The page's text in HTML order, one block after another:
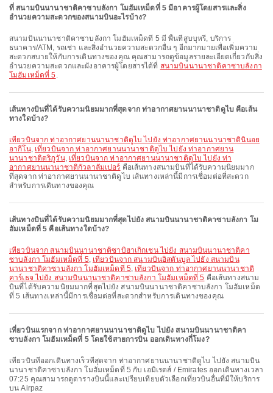
ที่ สนามบินนานาชาติคาซาบลังกา โมฮัมเหม็ดที่ 5 มีอาคารผู้โดยสารและสิ่ง
อำนวยความสะดวกของสนามบินอะไรบ้าง?
สนามบินนานาชาติคาซาบลังกา โมฮัมเหม็ดที่ 5 มี พื้นที่สูบบุหรี่, บริการ
ธนาคาร/ATM, รถเช่า และสิ่งอำนวยความสะดวกอื่น ๆ อีกมากมายเพื่อเพิ่มความ
สะดวกสบายให้กับการเดินทางของคุณ คุณสามารถดูข้อมูลรายละเอียดเกี่ยวกับสิ่ง
อำนวยความสะดวกและผังอาคารผู้โดยสารได้ที่ สนามบินนานาชาติคาซาบลังกา
โมฮัมเหม็ดที่ 5.
เส้นทางบินที่ได้รับความนิยมมากที่สุดจาก ท่าอากาศยานนานาชาติดูไบ คือเส้น
ทางใดบ้าง?
เที่ยวบินจาก ท่าอากาศยานนานาชาติดูไบ ไปยัง ท่าอากาศยานนานาชาตินินอย
อากีโน, เที่ยวบินจาก ท่าอากาศยานนานาชาติดูไบ ไปยัง ท่าอากาศยาน
นานาชาติตริภูวัน, เที่ยวบินจาก ท่าอากาศยานนานาชาติดูไบ ไปยัง ท่า
อากาศยานนานาชาติกัวลาลัมเปอร์ คือเส้นทางสนามบินที่ได้รับความนิยมมาก
ที่สุดจาก ท่าอากาศยานนานาชาติดูไบ เส้นทางเหล่านี้มีการเชื่อมต่อที่สะดวก
สำหรับการเดินทางของคุณ
เส้นทางบินที่ได้รับความนิยมมากที่สุดไปยัง สนามบินนานาชาติคาซาบลังกา โม
ฮัมเหม็ดที่ 5 คือเส้นทางใดบ้าง?
เที่ยวบินจาก สนามบินนานาชาติซาบิฮาเกิกเชน ไปยัง สนามบินนานาชาติคา
ซาบลังกา โมฮัมเหม็ดที่ 5, เที่ยวบินจาก สนามบินอิสตันบูล ไปยัง สนามบิน
นานาชาติคาซาบลังกา โมฮัมเหม็ดที่ 5, เที่ยวบินจาก ท่าอากาศยานนานาชาติ
คาร์เธจ ไปยัง สนามบินนานาชาติคาซาบลังกา โมฮัมเหม็ดที่ 5 คือเส้นทางสนาม
บินที่ได้รับความนิยมมากที่สุดไปยัง สนามบินนานาชาติคาซาบลังกา โมฮัมเหม็ด
ที่ 5 เส้นทางเหล่านี้มีการเชื่อมต่อที่สะดวกสำหรับการเดินทางของคุณ
เที่ยวบินแรกจาก ท่าอากาศยานนานาชาติดูไบ ไปยัง สนามบินนานาชาติคา
ซาบลังกา โมฮัมเหม็ดที่ 5 โดยใช้สายการบิน ออกเดินทางกี่โมง?
เที่ยวบินที่ออกเดินทางเร็วที่สุดจาก ท่าอากาศยานนานาชาติดูไบ ไปยัง สนามบิน
นานาชาติคาซาบลังกา โมฮัมเหม็ดที่ 5 กับ เอมิเรตส์ / Emirates ออกเดินทางเวลา
07:25 คุณสามารถดูตารางบินนี้และเปรียบเทียบตัวเลือกเที่ยวบินอื่นที่มีให้บริการ
บน Airpaz